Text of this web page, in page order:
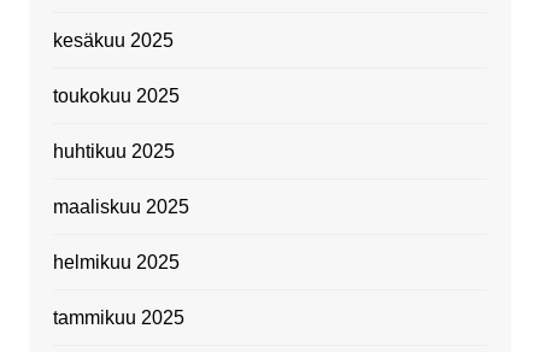
kesäkuu 2025
toukokuu 2025
huhtikuu 2025
maaliskuu 2025
helmikuu 2025
tammikuu 2025